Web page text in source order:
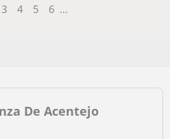
3 4 5 6 ...
De Acentejo